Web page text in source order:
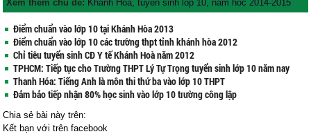
Xem thêm chủ đề: Khanh Hoa,tuyen sinh lop 10, nam hoc 2014-2015
Điểm chuẩn vào lớp 10 tại Khánh Hòa 2013
Điểm chuẩn vào lớp 10 các trường thpt tỉnh khánh hòa 2012
Chỉ tiêu tuyển sinh CĐ Y tế Khánh Hoà năm 2012
TPHCM: Tiếp tục cho Trường THPT Lý Tự Trọng tuyển sinh lớp 10 năm nay
Thanh Hóa: Tiếng Anh là môn thi thứ ba vào lớp 10 THPT
Đảm bảo tiếp nhận 80% học sinh vào lớp 10 trường công lập
Chia sẻ bài này trên:
Kết bạn vớitrên facebook